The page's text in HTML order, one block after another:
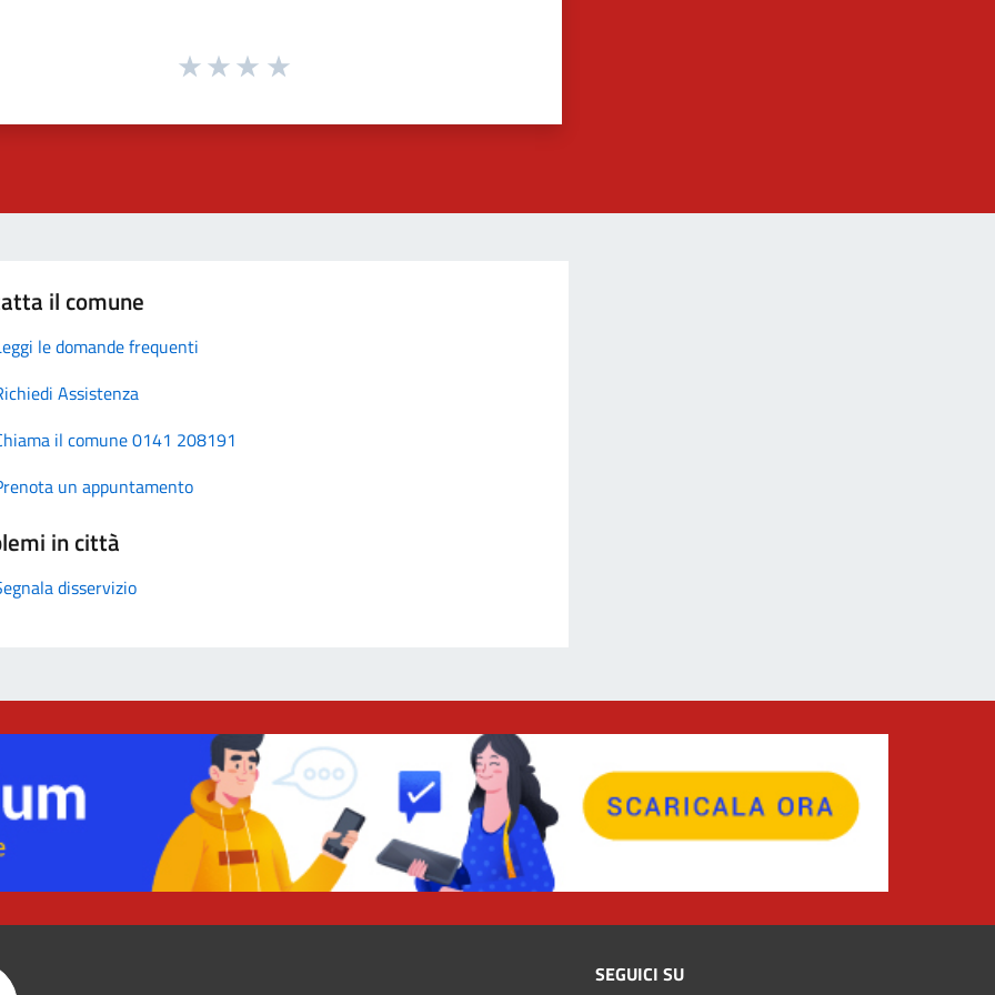
il comune
le domande frequenti
Assistenza
il comune 0141 208191
un appuntamento
in città
disservizio
SEGUICI SU